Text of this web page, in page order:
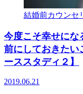
結婚前カウンセ
今度こそ幸せにな
前にしておきたい
ーススタディ２】
2019.06.21